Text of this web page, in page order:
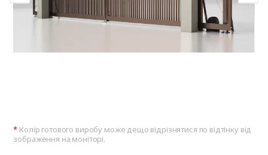
Колір готового виробу може дещо відрізнятися по відтінку від
зображення на моніторі.